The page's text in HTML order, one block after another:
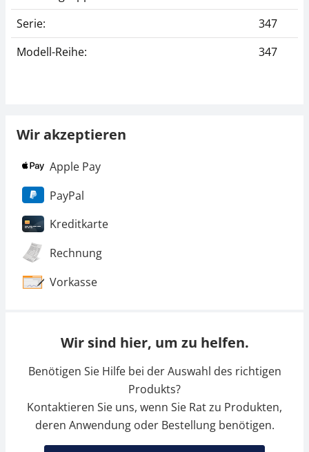
Serie:
347
Modell-Reihe:
347
Wir akzeptieren
Apple Pay
PayPal
Kreditkarte
Rechnung
Vorkasse
Wir sind hier, um zu helfen.
Benötigen Sie Hilfe bei der Auswahl des richtigen
Produkts?
Kontaktieren Sie uns, wenn Sie Rat zu Produkten,
deren Anwendung oder Bestellung benötigen.